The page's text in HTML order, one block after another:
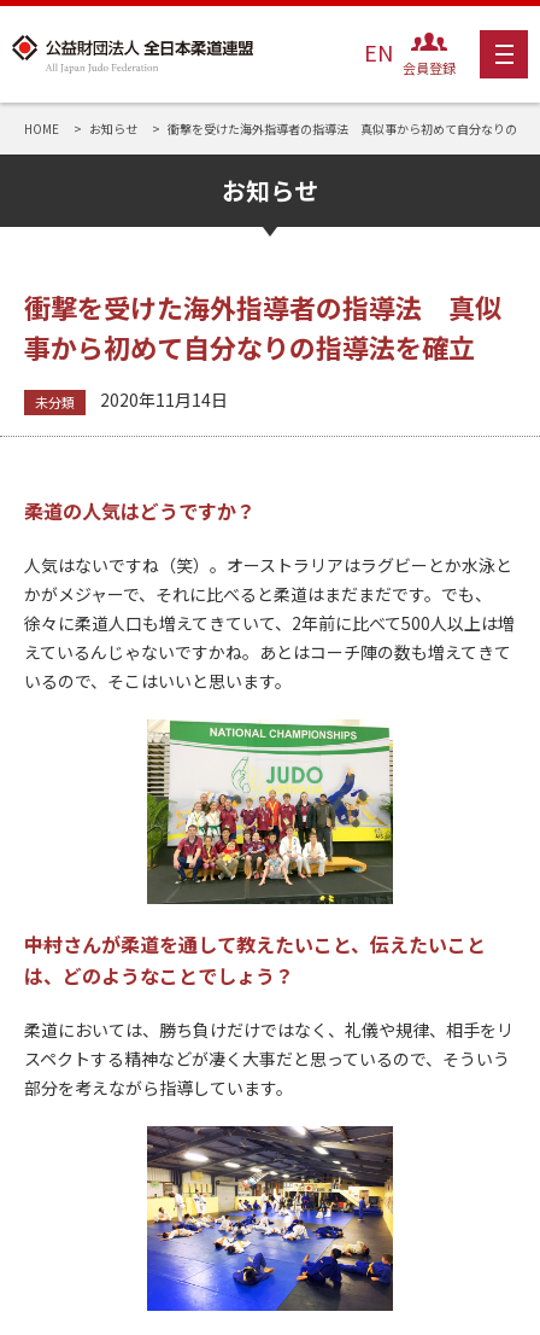
EN 会員登録
HOME お知らせ 衝撃を受けた海外指導者の指導法 真似事から初めて自分なりの指
お知らせ
衝撃を受けた海外指導者の指導法 真似
事から初めて自分なりの指導法を確立
未分類 2020年11月14日
――柔道の人気はどうですか？
人気はないですね（笑）。オーストラリアはラグビーとか水泳と
かがメジャーで、それに比べると柔道はまだまだです。でも、
徐々に柔道人口も増えてきていて、2年前に比べて500人以上は増
えているんじゃないですかね。あとはコーチ陣の数も増えてきて
いるので、そこはいいと思います。
――中村さんが柔道を通して教えたいこと、伝えたいこと
は、どのようなことでしょう？
柔道においては、勝ち負けだけではなく、礼儀や規律、相手をリ
スペクトする精神などが凄く大事だと思っているので、そういう
部分を考えながら指導しています。